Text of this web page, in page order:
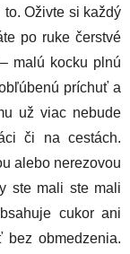
Oživte si každý
po ruke čerstvé
malú kocku plnú
príchuť a
už viac nebude
či na cestách.
alebo nerezovou
ste mali ste mali
cukor ani
bez obmedzenia.